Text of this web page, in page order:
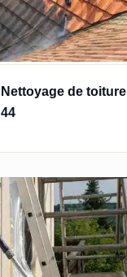
Nettoyage de toiture
44